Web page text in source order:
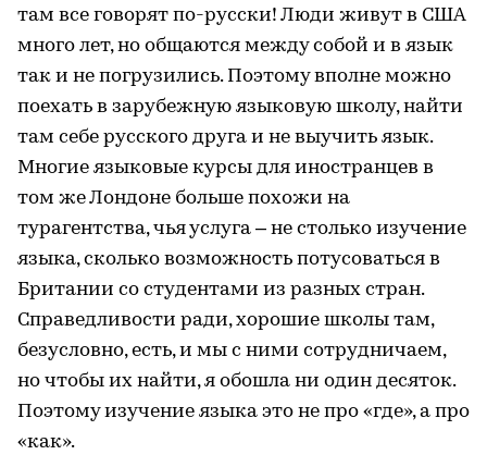
там все говорят по-русски! Люди живут в США
много лет, но общаются между собой и в язык
так и не погрузились. Поэтому вполне можно
поехать в зарубежную языковую школу, найти
там себе русского друга и не выучить язык.
Многие языковые курсы для иностранцев в
том же Лондоне больше похожи на
турагентства, чья услуга – не столько изучение
языка, сколько возможность потусоваться в
Британии со студентами из разных стран.
Справедливости ради, хорошие школы там,
безусловно, есть, и мы с ними сотрудничаем,
но чтобы их найти, я обошла ни один десяток.
Поэтому изучение языка это не про «где», а про
«как».